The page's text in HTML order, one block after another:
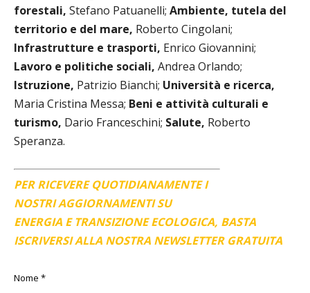
forestali, Stefano Patuanelli; Ambiente, tutela del
territorio e del mare, Roberto Cingolani;
Infrastrutture e trasporti, Enrico Giovannini;
Lavoro e politiche sociali, Andrea Orlando;
Istruzione, Patrizio Bianchi; Università e ricerca,
Maria Cristina Messa; Beni e attività culturali e
turismo, Dario Franceschini; Salute, Roberto
Speranza.
PER RICEVERE QUOTIDIANAMENTE I
NOSTRI AGGIORNAMENTI SU
ENERGIA E TRANSIZIONE ECOLOGICA, BASTA
ISCRIVERSI ALLA NOSTRA NEWSLETTER GRATUITA
Nome *